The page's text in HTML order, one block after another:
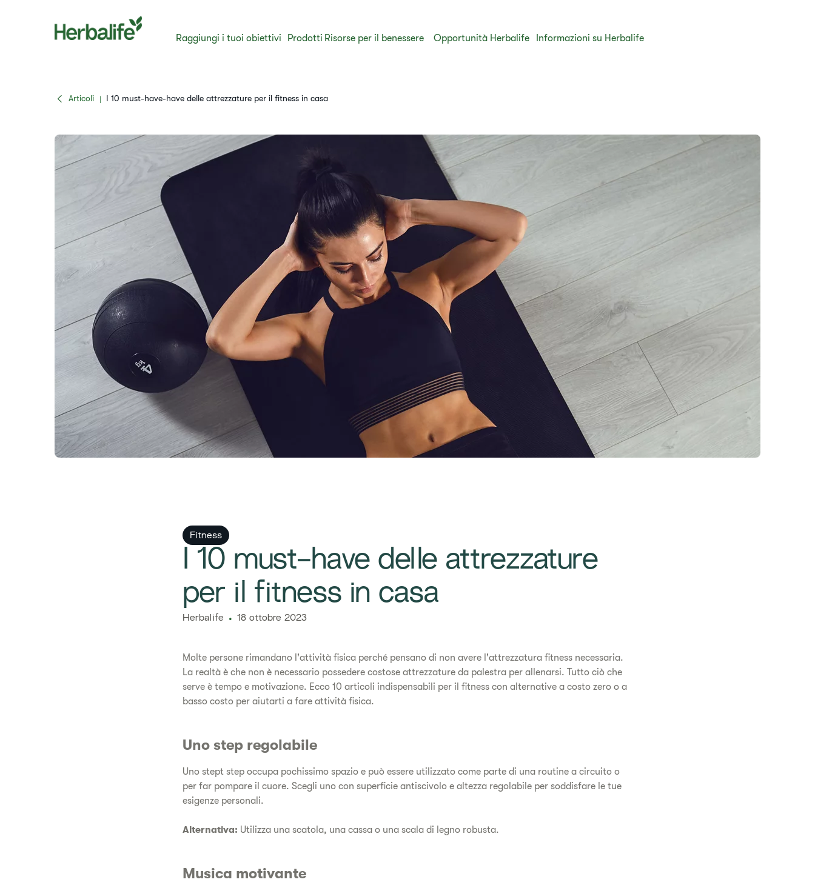
Raggiungi i tuoi obiettivi Prodotti ​Risorse per il benessere Opportunità Herbalife Informazioni su Herbalife
Articoli | ​I 10 must-have-have delle attrezzature per il fitness in casa
Fitness
I 10 must-have delle attrezzature
per il fitness in casa
Herbalife 18 ottobre 2023
Molte persone rimandano l'attività fisica perché pensano di non avere l'attrezzatura fitness necessaria.
La realtà è che non è necessario possedere costose attrezzature da palestra per allenarsi. Tutto ciò che
serve è tempo e motivazione. Ecco 10 articoli indispensabili per il fitness con alternative a costo zero o a
basso costo per aiutarti a fare attività fisica.
Uno step regolabile
Uno stept step occupa pochissimo spazio e può essere utilizzato come parte di una routine a circuito o
per far pompare il cuore. Scegli uno con superficie antiscivolo e altezza regolabile per soddisfare le tue
esigenze personali.
Alternativa: Utilizza una scatola, una cassa o una scala di legno robusta.
Musica motivante